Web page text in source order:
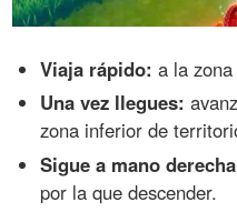
Viaja rápido: a la
Una vez llegues:
zona inferior de
Sigue a mano
por la que descender.